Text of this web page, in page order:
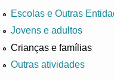
Escolas e Outras
Jovens e adultos
Crianças e famílias
Outras atividades